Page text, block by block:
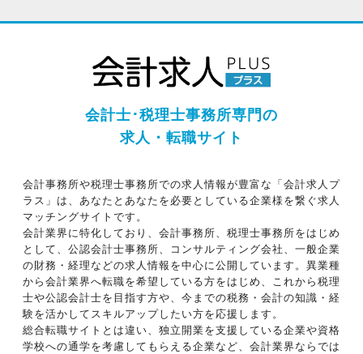
会計士･税理士事務所専門の
求人・転職サイト
会計事務所や税理士事務所での求人情報が豊富な「会計求人プ
ラス」は、あなたとあなたを必要としている企業様を繋ぐ求人
マッチングサイトです。
会計業界に特化しており、会計事務所、税理士事務所をはじめ
として、公認会計士事務所、コンサルティング会社、一般企業
の財務・経理などの求人情報を中心に公開しています。異業種
から会計業界へ転職を希望している方をはじめ、これから税理
士や公認会計士を目指す方や、今までの税務・会計の知識・経
験を活かしてスキルアップしたい方を応援します。
総合転職サイトとは違い、独立開業を支援している企業や資格
学校への通学を考慮してもらえる企業など、会計業界ならでは